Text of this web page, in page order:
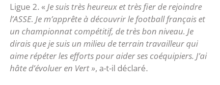
Ligue 2. « Je suis très heureux et très fier de rejoindre
l’ASSE. Je m’apprête à découvrir le football français et
un championnat compétitif, de très bon niveau. Je
dirais que je suis un milieu de terrain travailleur qui
aime répéter les efforts pour aider ses coéquipiers. J’ai
hâte d’évoluer en Vert », a-t-il déclaré.